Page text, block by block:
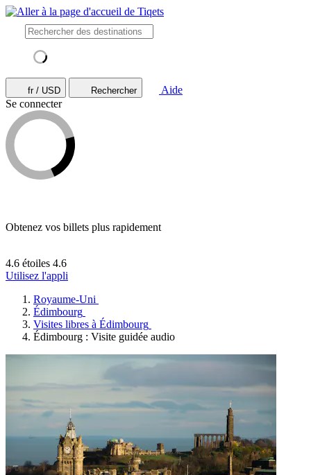
fr / USD Rechercher
Aide
Se connecter
Obtenez vos billets plus rapidement
4.6 étoiles 4.6
Utilisez l'appli
Royaume-Uni
Édimbourg
Visites libres à Édimbourg
Édimbourg : Visite guidée audio